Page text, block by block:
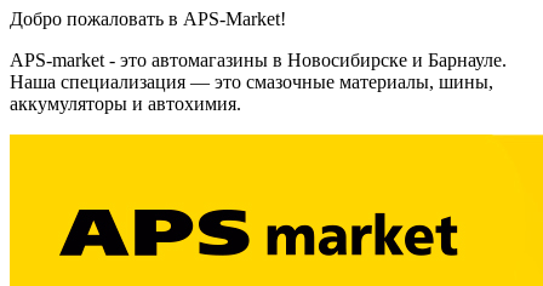
Добро пожаловать в APS-Market!
APS-market - это автомагазины в Новосибирске и Барнауле.
Наша специализация — это смазочные материалы, шины,
аккумуляторы и автохимия.